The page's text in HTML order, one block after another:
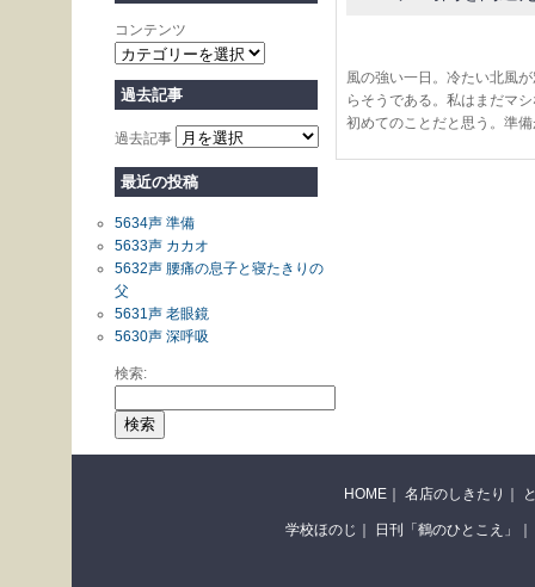
コンテンツ
過去記事
過去記事
最近の投稿
5634声 準備
5633声 カカオ
5632声 腰痛の息子と寝たきりの
父
5631声 老眼鏡
5630声 深呼吸
検索:
風の強い一日。冷たい北風
らそうである。私はまだマ
初めてのことだと思う。準
HOME ｜ 名店のしきたり ｜
学校ほのじ ｜ 日刊「鶴のひとこえ」 ｜